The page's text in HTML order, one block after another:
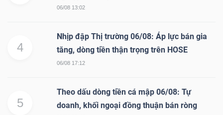
06/08 13:02
4
Nhịp đập Thị trường 06/08: Áp lực bán gia
tăng, dòng tiền thận trọng trên HOSE
06/08 17:12
5
Theo dấu dòng tiền cá mập 06/08: Tự
doanh, khối ngoại đồng thuận bán ròng